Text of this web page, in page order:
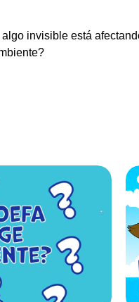
invisible está